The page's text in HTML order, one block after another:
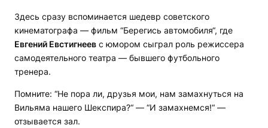
Здесь сразу вспоминается шедевр советского
кинематографа — фильм “Берегись автомобиля“, где
Евгений Евстигнеев с юмором сыграл роль режиссера
самодеятельного театра — бывшего футбольного
тренера.
Помните: “Не пора ли, друзья мои, нам замахнуться на
Вильяма нашего Шекспира?“ — “И замахнемся!“ —
отзывается зал.